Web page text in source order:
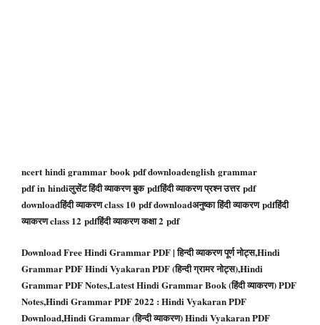
ncert hindi grammar book pdf downloadenglish grammar
pdfin hindiलुसेंट हिंदी व्याकरण बुकpdfहिंदी व्याकरण प्रश्न उत्तरpdf
downloadहिंदी व्याकरण class 10 pdf downloadअनुष्का हिंदी व्याकरणpdfहिंदी
व्याकरण class 12 pdfहिंदी व्याकरण कक्षा 2 pdf
Download Free Hindi Grammar PDF | हिन्दी व्याकरण पूर्ण नोट्स,Hindi
Grammar PDF Hindi Vyakaran PDF (हिन्दी ग्रामर नोट्स),‎Hindi
Grammar PDF Notes,Latest Hindi Grammar Book (हिंदी व्याकरण) PDF
Notes,Hindi Grammar PDF 2022 : Hindi Vyakaran PDF
Download,Hindi Grammar (हिन्दी व्याकरण) Hindi Vyakaran PDF